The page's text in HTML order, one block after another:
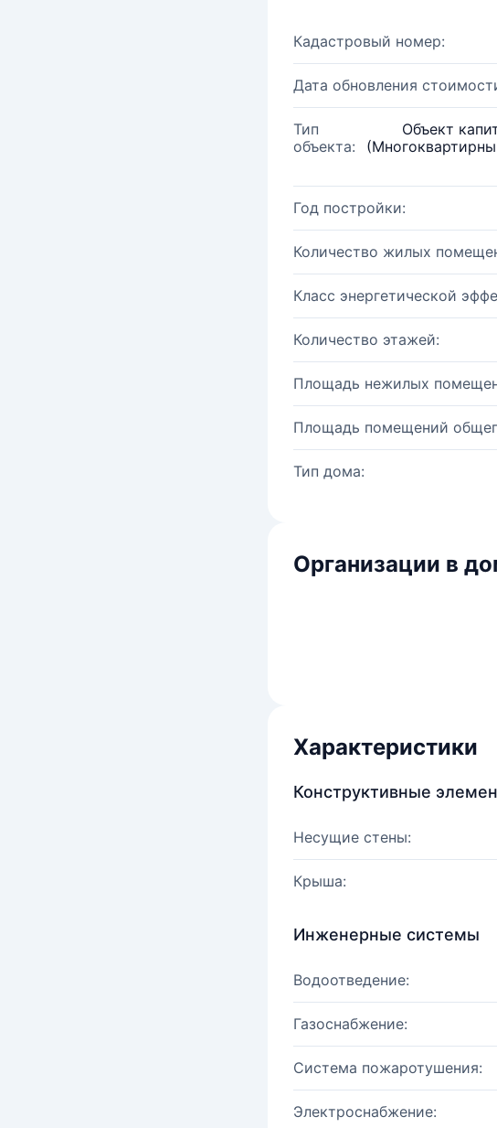
Кадастровый номер:
Дата обновления
Тип
объекта:
Объект
Год постройки:
Количество жилых
Класс энергетической
Количество этажей:
Площадь нежилых
Площадь помещений
Тип дома:
Организации в
Характеристики
Конструктивные
Несущие стены:
Крыша:
Инженерные системы
Водоотведение:
Газоснабжение:
Система пожаротушения:
Электроснабжение: